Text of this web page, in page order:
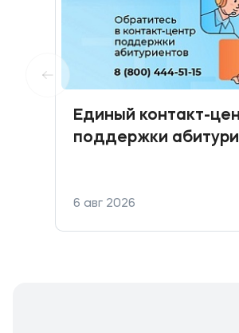
Единый контакт-
поддержки
6 авг 2026